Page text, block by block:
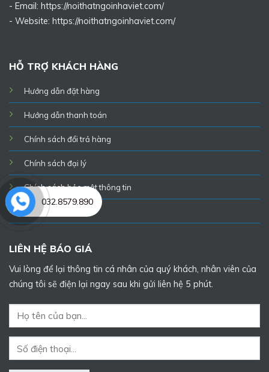
- Email: https://noithatngoinhaviet.com/
- Website: https://noithatngoinhaviet.com/
HỖ TRỢ KHÁCH HÀNG
Hướng dẫn đặt hàng
Hướng dẫn thanh toán
Chính sách đổi trả hàng
Chính sách đại lý
Chính sách bảo mật thông tin
Tuyển dụng
LIÊN HỆ BÁO GIÁ
Vui lòng để lại thông tin cá nhân của quý khách, nhân viên của
chúng tôi sẽ điện lại ngay sau khi gửi liên hệ 5 phút.
032.8579.890